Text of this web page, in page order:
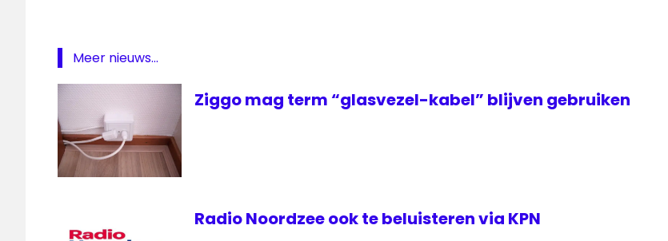
Meer nieuws...
Ziggo mag term “glasvezel-kabel” blijven gebruiken
Radio Noordzee ook te beluisteren via KPN